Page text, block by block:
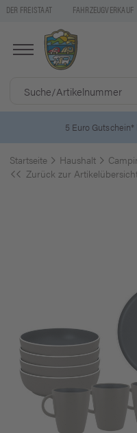
DER FREISTAAT FAHRZEUGVERKAUF
5 Euro Gutschein*
Startseite Haushalt
Zurück zur